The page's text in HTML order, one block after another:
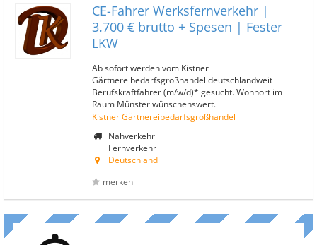
CE-Fahrer Werksfernverkehr |
3.700 € brutto + Spesen | Fester
LKW
Ab sofort werden vom Kistner
Gärtnereibedarfsgroßhandel deutschlandweit
Berufskraftfahrer (m/w/d)* gesucht. Wohnort im
Raum Münster wünschenswert.
Kistner Gärtnereibedarfsgroßhandel
Nahverkehr
Fernverkehr
Deutschland
merken